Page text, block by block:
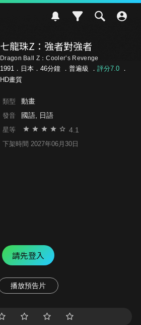
七龍珠Z：強者對強者
Dragon Ball Z：Cooler’s Revenge
1991．日本．46分鐘 ． 普遍級 ． 評分7.0．
HD畫質
類型 動畫
發音 國語, 日語
星等 4.1
下架時間 2027年06月30日
請先登入
播放預告片